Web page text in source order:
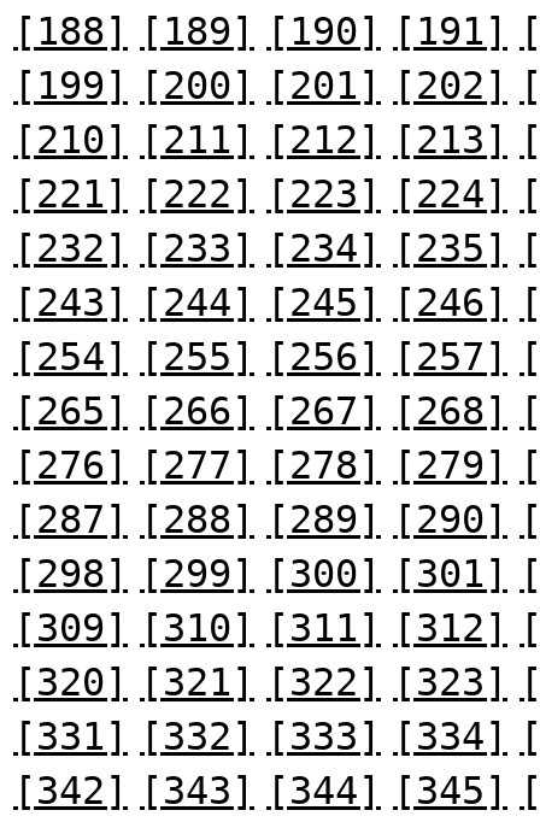
[188]
[189] [190] [191]
[199]
[200] [201] [202]
[210]
[211] [212] [213]
[221]
[222] [223] [224]
[232]
[233] [234] [235]
[243]
[244] [245] [246]
[254]
[255] [256] [257]
[265]
[266] [267] [268]
[276]
[277] [278] [279]
[287]
[288] [289] [290]
[298]
[299] [300] [301]
[309]
[310] [311] [312]
[320]
[321] [322] [323]
[331]
[332] [333] [334]
[342]
[343] [344] [345]